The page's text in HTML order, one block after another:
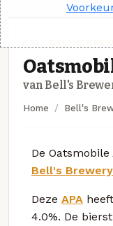
van Bell's
Home Bell's
De
Bell's Brewery
Deze APA
4.0%. De